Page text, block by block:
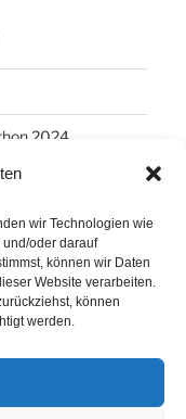
wir Technologien wie
oder darauf
können wir Daten
Website verarbeiten.
können
werden.
2024
Frühsport
Angeles